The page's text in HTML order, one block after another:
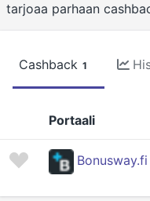
tarjoaa parhaan
Cashback 1
Portaali
Bonusway.fi